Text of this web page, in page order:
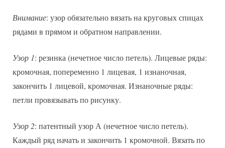
Внимание: узор обязательно вязать на круговых спицах
рядами в прямом и обратном направлении.
Узор 1: резинка (нечетное число петель). Лицевые ряды:
кромочная, попеременно 1 лицевая, 1 изнаночная,
закончить 1 лицевой, кромочная. Изнаночные ряды:
петли провязывать по рисунку.
Узор 2: патентный узор А (нечетное число петель).
Каждый ряд начать и закончить 1 кромочной. Вязать по